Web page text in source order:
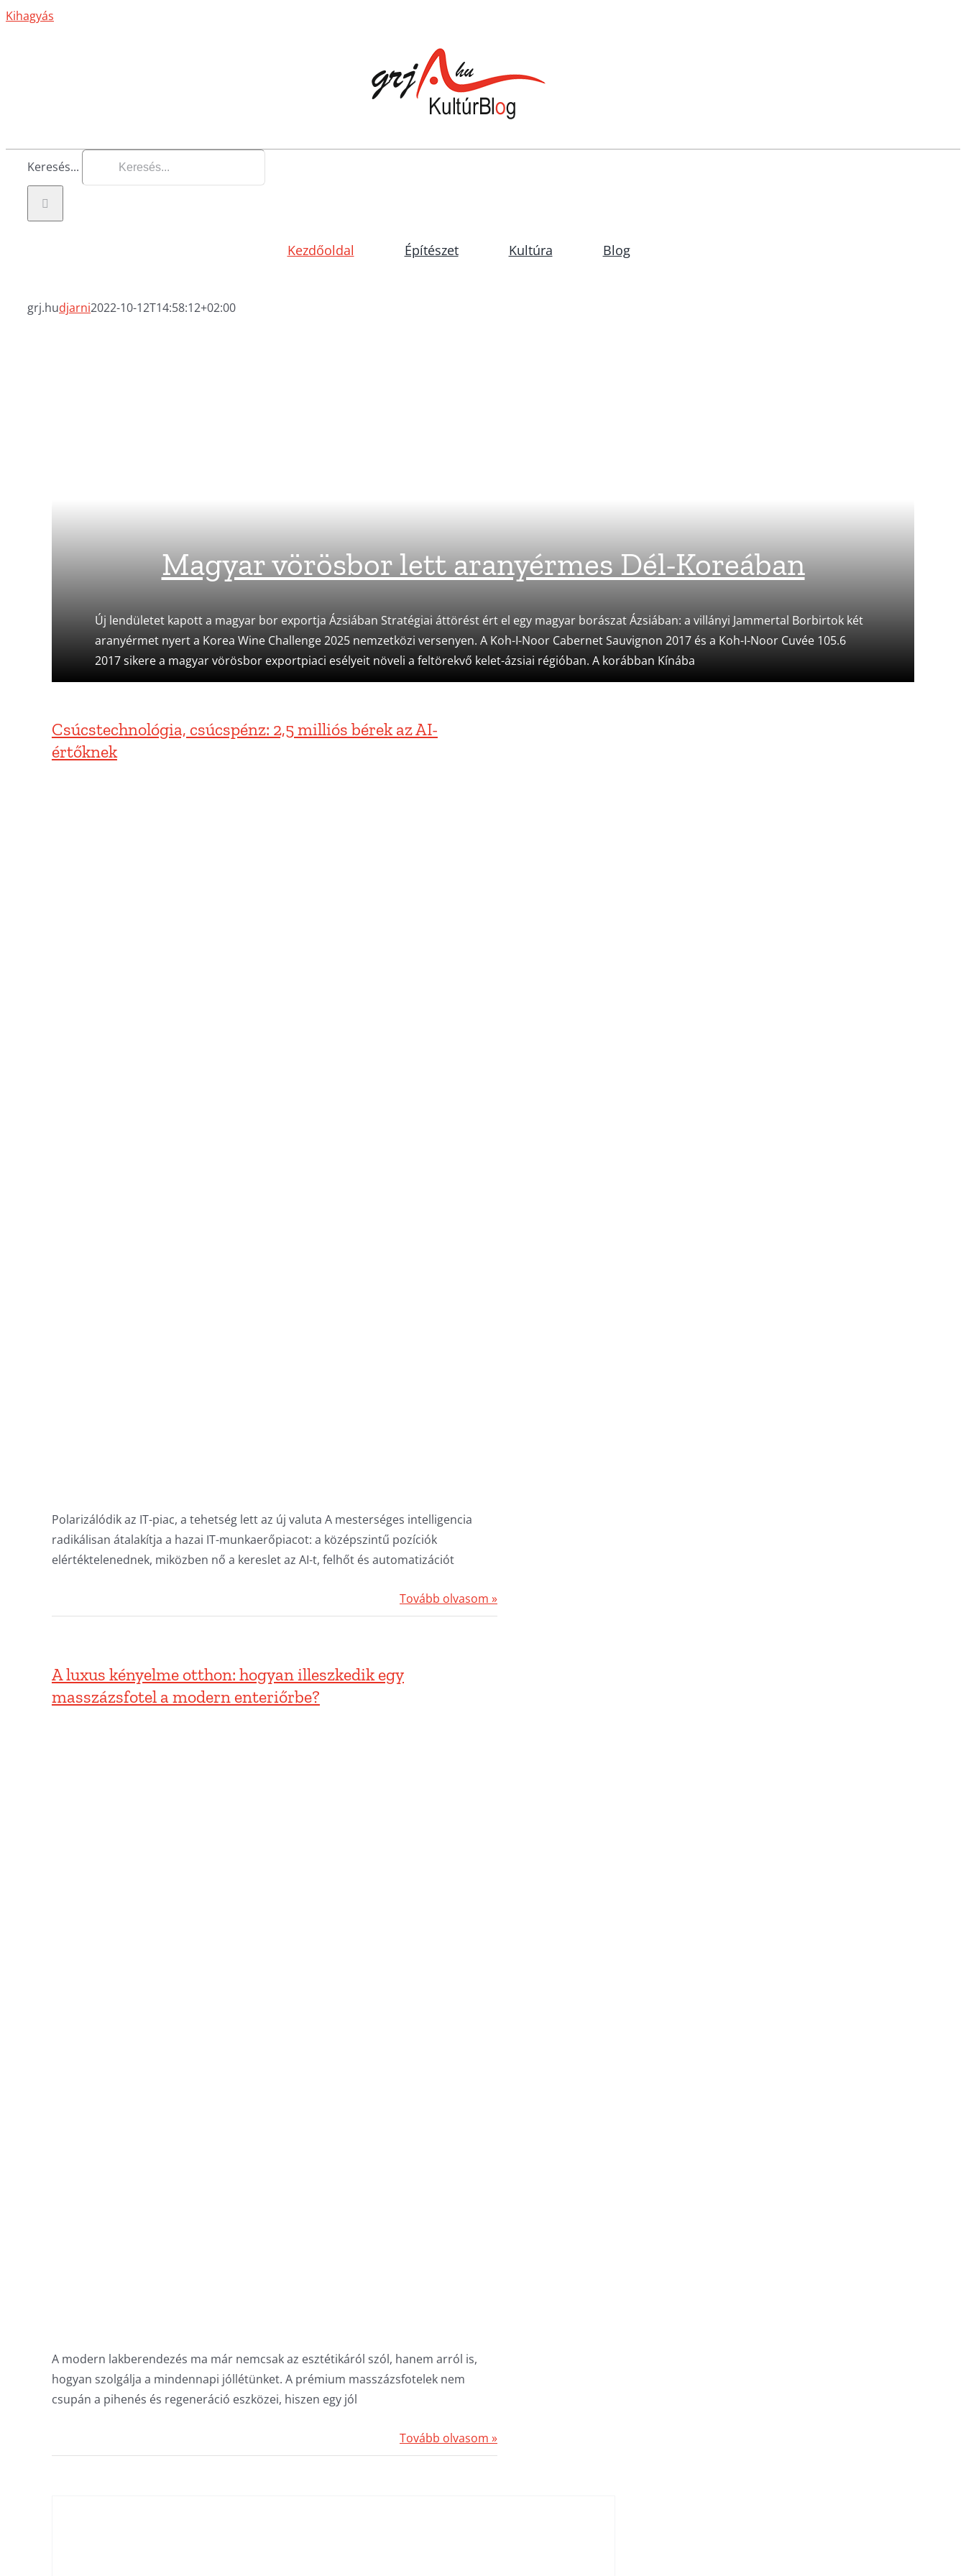
Kihagyás
Keresés...
Kezdőoldal Építészet Kultúra Blog
grj.hudjarni2022-10-12T14:58:12+02:00
Magyar vörösbor lett aranyérmes Dél-Koreában
Új lendületet kapott a magyar bor exportja Ázsiában Stratégiai áttörést ért el egy magyar borászat Ázsiában: a villányi Jammertal Borbirtok két
aranyérmet nyert a Korea Wine Challenge 2025 nemzetközi versenyen. A Koh-I-Noor Cabernet Sauvignon 2017 és a Koh-I-Noor Cuvée 105.6
2017 sikere a magyar vörösbor exportpiaci esélyeit növeli a feltörekvő kelet-ázsiai régióban. A korábban Kínába
Csúcstechnológia, csúcspénz: 2,5 milliós bérek az AI-
értőknek
Polarizálódik az IT-piac, a tehetség lett az új valuta A mesterséges intelligencia
radikálisan átalakítja a hazai IT-munkaerőpiacot: a középszintű pozíciók
elértéktelenednek, miközben nő a kereslet az AI-t, felhőt és automatizációt
Tovább olvasom »
A luxus kényelme otthon: hogyan illeszkedik egy
masszázsfotel a modern enteriőrbe?
A modern lakberendezés ma már nemcsak az esztétikáról szól, hanem arról is,
hogyan szolgálja a mindennapi jóllétünket. A prémium masszázsfotelek nem
csupán a pihenés és regeneráció eszközei, hiszen egy jól
Tovább olvasom »